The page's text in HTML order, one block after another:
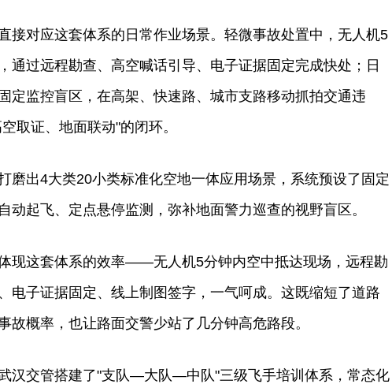
接对应这套体系的日常作业场景。轻微事故处置中，无人机5
通过远程勘查、高空喊话引导、电子证据固定完成快处；日
定监控盲区，在高架、快速路、城市支路移动抓拍交通违
取证、地面联动"的闭环。
磨出4大类20小类标准化空地一体应用场景，系统预设了固定
动起飞、定点悬停监测，弥补地面警力巡查的视野盲区。
现这套体系的效率——无人机5分钟内空中抵达现场，远程勘
电子证据固定、线上制图签字，一气呵成。这既缩短了道路
故概率，也让路面交警少站了几分钟高危路段。
汉交管搭建了"支队—大队—中队"三级飞手培训体系，常态化